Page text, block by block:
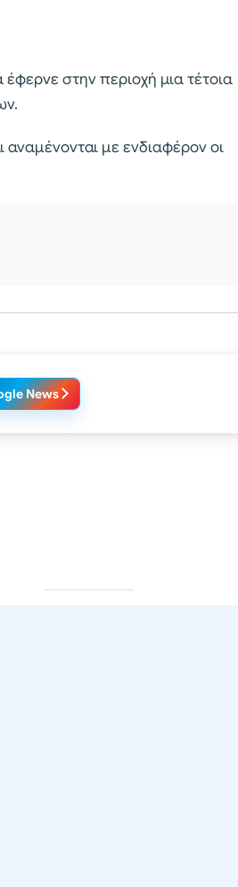
στην περιοχή μια τέτοια
με ενδιαφέρον οι
News